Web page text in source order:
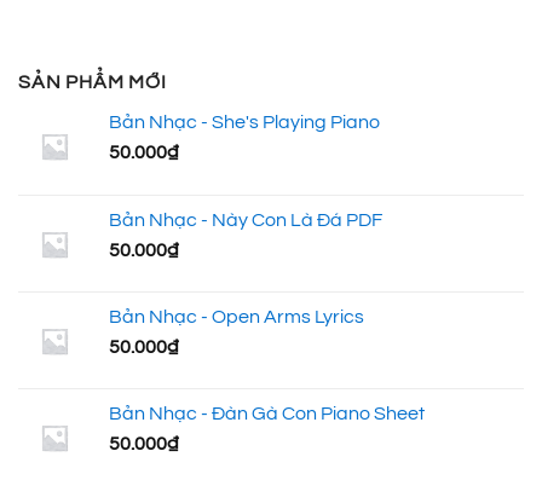
SẢN PHẨM MỚI
Bản Nhạc - She's Playing Piano
50.000₫
Bản Nhạc - Này Con Là Đá PDF
50.000₫
Bản Nhạc - Open Arms Lyrics
50.000₫
Bản Nhạc - Đàn Gà Con Piano Sheet
50.000₫